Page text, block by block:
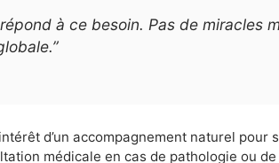
à ce besoin. Pas de miracles
d’un accompagnement naturel
médicale en cas de pathologie ou